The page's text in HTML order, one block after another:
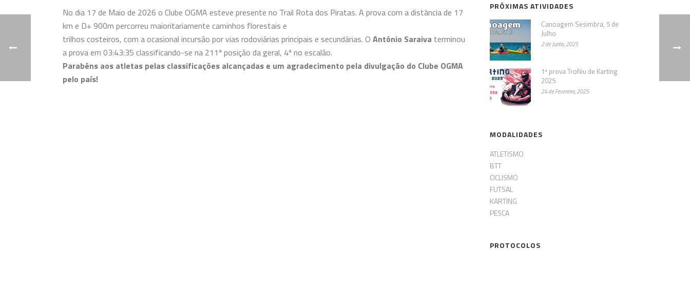
No dia 17 de Maio de 2026 o Clube OGMA esteve presente no Trail Rota dos Piratas. A prova com a distância de 17
km e D+ 900m percorreu maioritariamente caminhos florestais e
trilhos costeiros, com a ocasional incursão por vias rodoviárias principais e secundárias. O António Saraiva terminou
a prova em 03:43:35 classificando-se na 211ª posição da geral, 4ª no escalão.
Parabéns aos atletas pelas classificações alcançadas e um agradecimento pela divulgação do Clube OGMA
pelo país!
PRÓXIMAS ATIVIDADES
Canoagem Sesimbra, 5 de
Julho
2 de Junho, 2025
1ª prova Troféu de Karting
2025
24 de Fevereiro, 2025
MODALIDADES
ATLETISMO
BTT
CICLISMO
FUTSAL
KARTING
PESCA
PROTOCOLOS